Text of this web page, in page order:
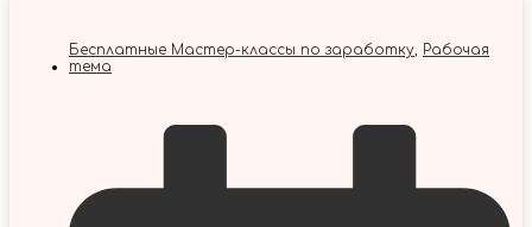
Бесплатные Мастер-классы по заработку
Рабочая
тема